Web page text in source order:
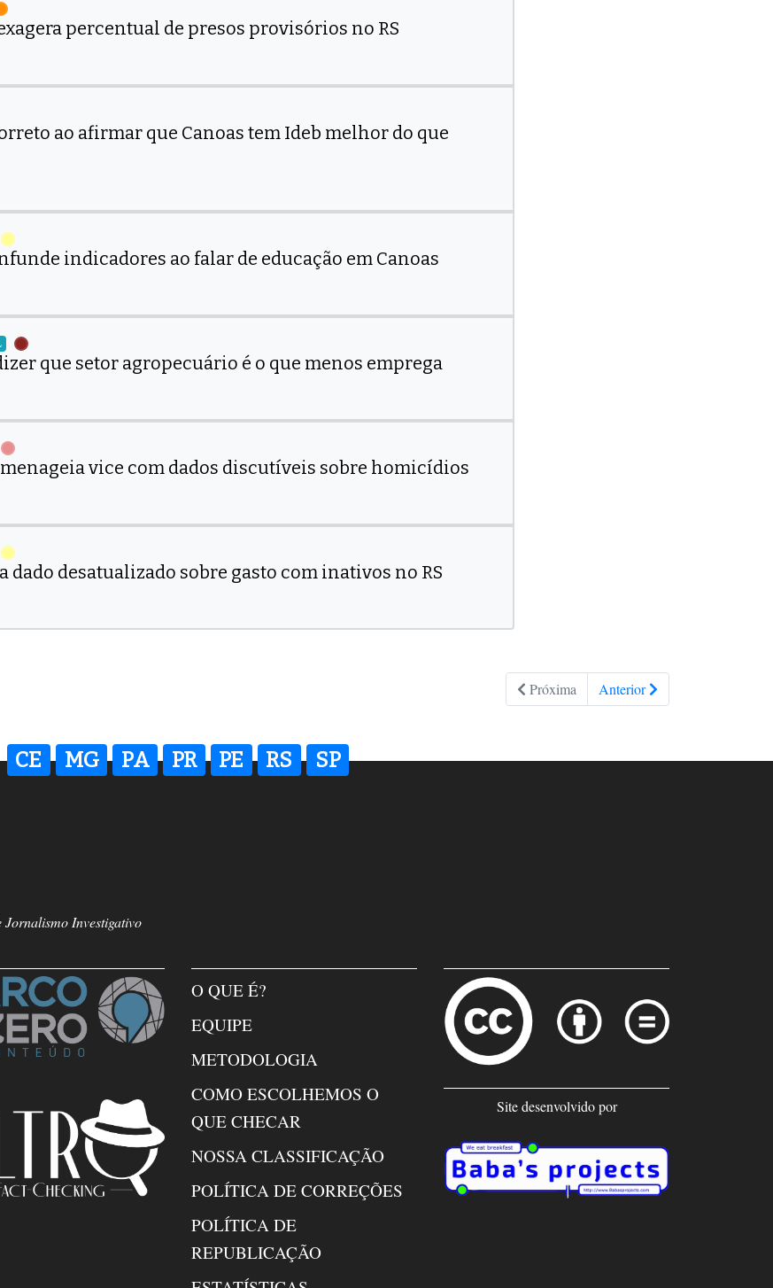
percentual de presos provisórios no RS
ao afirmar que Canoas tem Ideb melhor do que
indicadores ao falar de educação em Canoas
que setor agropecuário é o que menos emprega
vice com dados discutíveis sobre homicídios
dado desatualizado sobre gasto com inativos no RS
Próxima Anterior
CE MG PA PR PE RS SP
Jornalismo Investigativo
O QUE É?
EQUIPE
METODOLOGIA
COMO ESCOLHEMOS O
QUE CHECAR
NOSSA CLASSIFICAÇÃO
POLÍTICA DE CORREÇÕES
POLÍTICA DE
REPUBLICAÇÃO
Site desenvolvido por